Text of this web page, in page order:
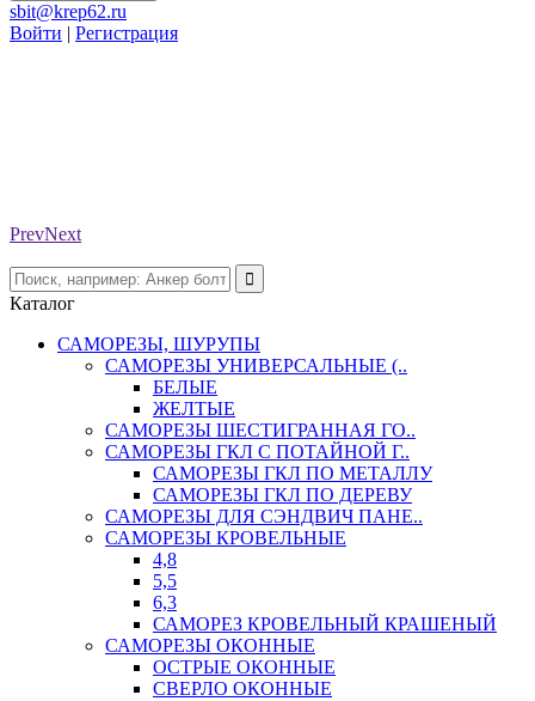
sbit@krep62.ru
Войти | Регистрация
PrevNext
Каталог
САМОРЕЗЫ, ШУРУПЫ
САМОРЕЗЫ УНИВЕРСАЛЬНЫЕ (..
БЕЛЫЕ
ЖЕЛТЫЕ
САМОРЕЗЫ ШЕСТИГРАННАЯ ГО..
САМОРЕЗЫ ГКЛ С ПОТАЙНОЙ Г..
САМОРЕЗЫ ГКЛ ПО МЕТАЛЛУ
САМОРЕЗЫ ГКЛ ПО ДЕРЕВУ
САМОРЕЗЫ ДЛЯ СЭНДВИЧ ПАНЕ..
САМОРЕЗЫ КРОВЕЛЬНЫЕ
4,8
5,5
6,3
САМОРЕЗ КРОВЕЛЬНЫЙ КРАШЕНЫЙ
САМОРЕЗЫ ОКОННЫЕ
ОСТРЫЕ ОКОННЫЕ
СВЕРЛО ОКОННЫЕ